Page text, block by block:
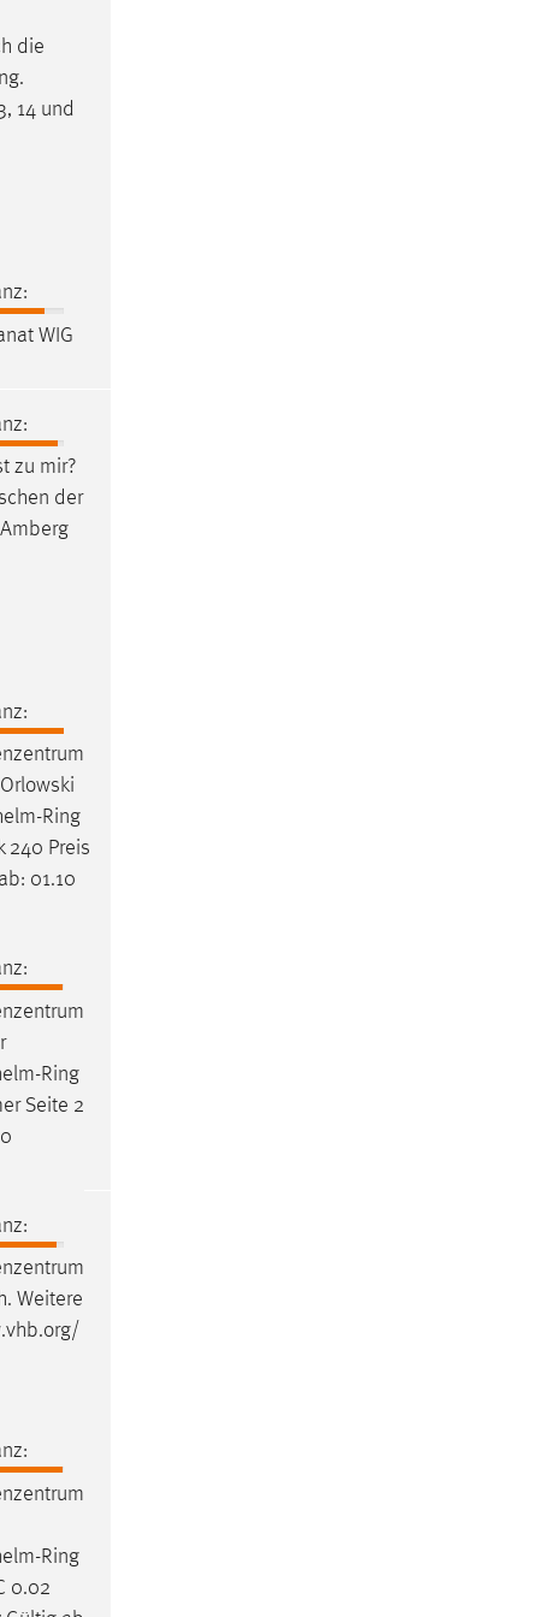
die
14 und
WIG
zu mir?
der
Ring
240 Preis
01.10
Ring
Seite 2
Weitere
Ring
0.02